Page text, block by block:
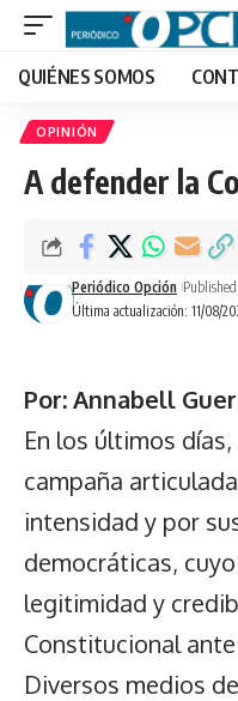
QUIÉNES SOMOS
OPINIÓN
A defender la
Última actualización: 11/08/
Periódico Opción
Por: Annabell
En los últimos
campaña
intensidad y por
democráticas,
legitimidad y
Constitucional
Diversos medios